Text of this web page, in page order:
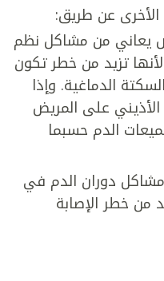
عن طريق:
يعاني من مشاكل نظم
تزيد من خطر تكون
الدماغية. وإذا
على المريض
الدم حسبما
دوران الدم في
من خطر الإصابة